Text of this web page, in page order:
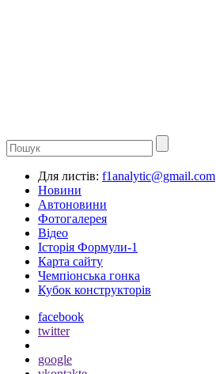
Для листів: f1analytic@gmail.com
Новини
Автоновини
Фотогалерея
Відео
Історія Формули-1
Карта сайту
Чемпіонська гонка
Кубок конструкторів
facebook
twitter
google